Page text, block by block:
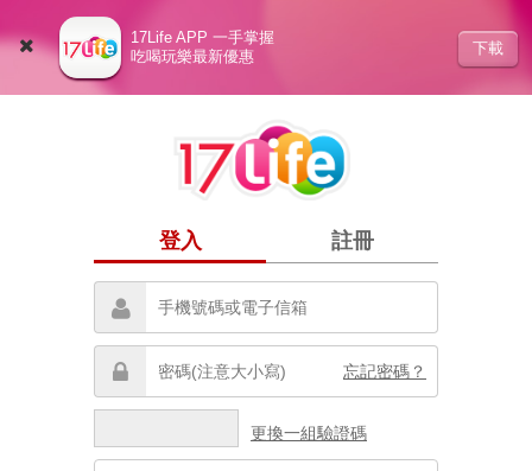
17Life APP 一手掌握
吃喝玩樂最新優惠
下載
登入 註冊
忘記密碼？
更換一組驗證碼